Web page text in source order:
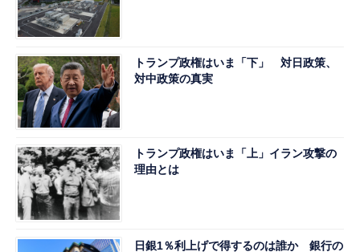
トランプ政権はいま「下」 対日政策、
対中政策の真実
トランプ政権はいま「上」イラン攻撃の
理由とは
日銀1％利上げで得するのは誰か 銀行の